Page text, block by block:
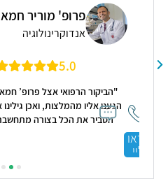
( 121 חוות דעת )
היה לא פחות ממעולה.
אדם סבלני, אכפתי ואמפתי.
מקצועי, מבחין
את תמונת המצב בצורה
בחום!"